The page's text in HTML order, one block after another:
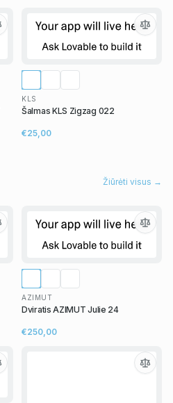
KLS
Šalmas KLS Zigzag 022
€25,00
Žiūrėti visus →
AZIMUT
Dviratis AZIMUT Julie 24
€250,00